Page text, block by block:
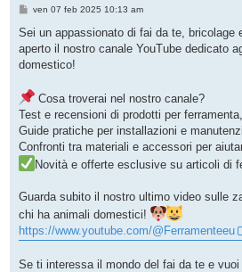
M
s
a
g
o
ven 07 feb 2025 10:13 am
Sei un appassionato di fai da te, bricolage
aperto il nostro canale YouTube dedicato
domestico!
Cosa troverai nel nostro canale?
Test e recensioni di prodotti per
Guide pratiche per installazioni e
Confronti tra materiali e accessori per
Novità e offerte esclusive su articoli di
Guarda subito il nostro ultimo video sulle
chi ha animali domestici!
https://www.youtube.com/@Ferramenteeu
Se ti interessa il mondo del fai da te e